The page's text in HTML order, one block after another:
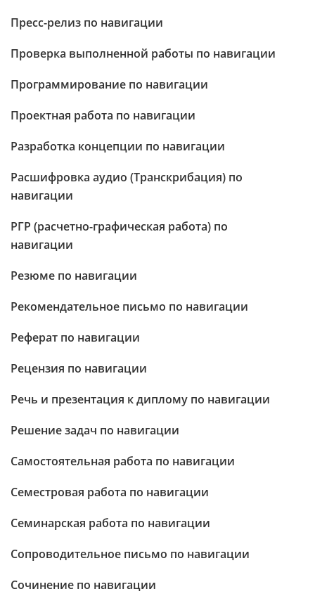
Пресс-релиз по навигации
Проверка выполненной работы по навигации
Программирование по навигации
Проектная работа по навигации
Разработка концепции по навигации
Расшифровка аудио (Транскрибация) по
навигации
РГР (расчетно-графическая работа) по
навигации
Резюме по навигации
Рекомендательное письмо по навигации
Реферат по навигации
Рецензия по навигации
Речь и презентация к диплому по навигации
Решение задач по навигации
Самостоятельная работа по навигации
Семестровая работа по навигации
Семинарская работа по навигации
Сопроводительное письмо по навигации
Сочинение по навигации